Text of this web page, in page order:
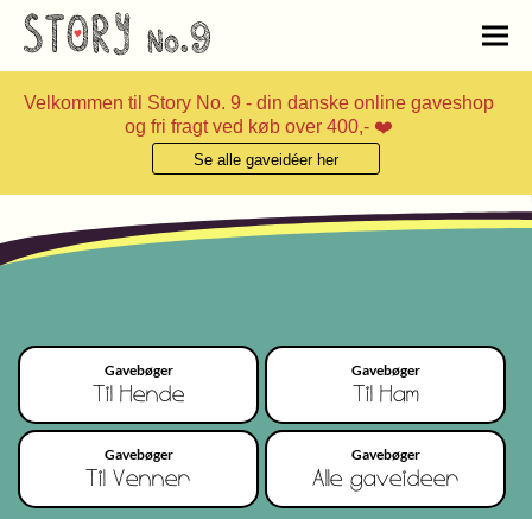
Velkommen til Story No. 9 - din danske online gaveshop
og fri fragt ved køb over 400,- ❤️
Se alle gaveidéer her
Gavebøger
Til Hende
Gavebøger
Til Ham
Gavebøger
Til Venner
Gavebøger
Alle gaveideer